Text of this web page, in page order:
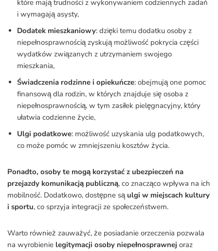
które mają trudności z wykonywaniem codziennych zadań
i wymagają asysty,
Dodatek mieszkaniowy: dzięki temu dodatku osoby z
niepełnosprawnością zyskują możliwość pokrycia części
wydatków związanych z utrzymaniem swojego
mieszkania,
Świadczenia rodzinne i opiekuńcze: obejmują one pomoc
finansową dla rodzin, w których znajduje się osoba z
niepełnosprawnością, w tym zasiłek pielęgnacyjny, który
ułatwia codzienne życie,
Ulgi podatkowe: możliwość uzyskania ulg podatkowych,
co może pomóc w zmniejszeniu kosztów życia.
Ponadto, osoby te mogą korzystać z ubezpieczeń na
przejazdy komunikacją publiczną, co znacząco wpływa na ich
mobilność. Dodatkowo, dostępne są ulgi w miejscach kultury
i sportu, co sprzyja integracji ze społeczeństwem.
Warto również zauważyć, że posiadanie orzeczenia pozwala
na wyrobienie legitymacji osoby niepełnosprawnej oraz